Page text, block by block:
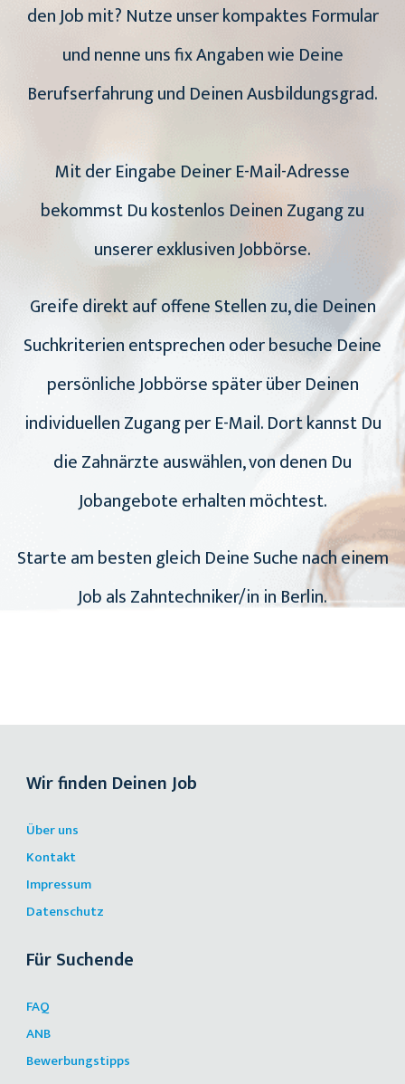
den Job mit? Nutze unser kompaktes Formular
und nenne uns fix Angaben wie Deine
Berufserfahrung und Deinen Ausbildungsgrad.
Mit der Eingabe Deiner E-Mail-Adresse
bekommst Du kostenlos Deinen Zugang zu
unserer exklusiven Jobbörse.
Greife direkt auf offene Stellen zu, die Deinen
Suchkriterien entsprechen oder besuche Deine
persönliche Jobbörse später über Deinen
individuellen Zugang per E-Mail. Dort kannst Du
die Zahnärzte auswählen, von denen Du
Jobangebote erhalten möchtest.
Starte am besten gleich Deine Suche nach einem
Job als Zahntechniker/in in Berlin.
Wir finden Deinen Job
Über uns
Kontakt
Impressum
Datenschutz
Für Suchende
FAQ
ANB
Bewerbungstipps